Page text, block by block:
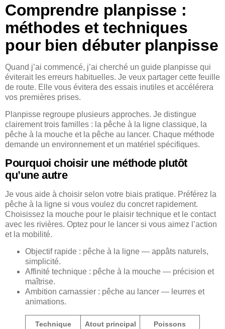
Comprendre planpisse :
méthodes et techniques
pour bien débuter planpisse
Quand j’ai commencé, j’ai cherché un guide planpisse qui
éviterait les erreurs habituelles. Je veux partager cette feuille
de route. Elle vous évitera des essais inutiles et accélérera
vos premières prises.
Planpisse regroupe plusieurs approches. Je distingue
clairement trois familles : la pêche à la ligne classique, la
pêche à la mouche et la pêche au lancer. Chaque méthode
demande un environnement et un matériel spécifiques.
Pourquoi choisir une méthode plutôt
qu’une autre
Je vous aide à choisir selon votre biais pratique. Préférez la
pêche à la ligne si vous voulez du concret rapidement.
Choisissez la mouche pour le plaisir technique et le contact
avec les rivières. Optez pour le lancer si vous aimez l’action
et la mobilité.
Objectif rapide : pêche à la ligne — appâts naturels,
simplicité.
Affinité technique : pêche à la mouche — précision et
maîtrise.
Ambition carnassier : pêche au lancer — leurres et
animations.
Technique
Atout principal
Poissons